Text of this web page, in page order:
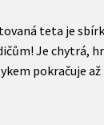
teta je
Je chytrá,
pokračuje